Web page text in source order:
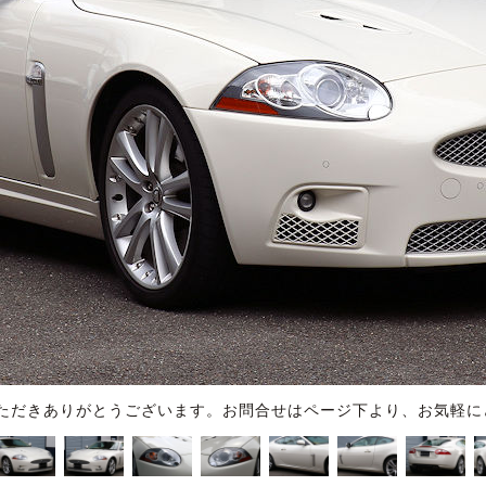
だきありがとうございます。お問合せはページ下より、お気軽